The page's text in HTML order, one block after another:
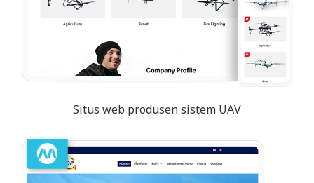
Situs web produsen sistem UAV